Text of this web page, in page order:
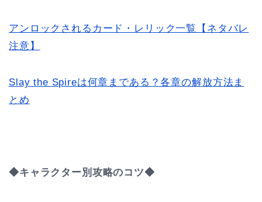
アンロックされるカード・レリック一覧【ネタバレ
注意】
Slay the Spireは何章まである？各章の解放方法ま
とめ
◆キャラクター別攻略のコツ◆